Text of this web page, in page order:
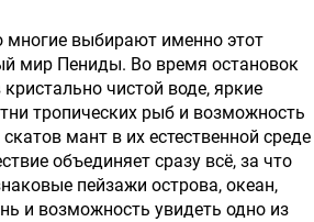
многие выбирают именно этот
мир Пениды. Во время остановок
чистой воде, яркие
тропических рыб и возможность
скатов мант в их естественной среде
объединяет сразу всё, за что
пейзажи острова, океан,
и возможность увидеть одно из